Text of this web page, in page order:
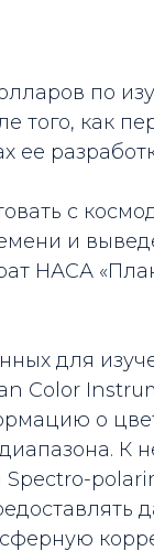
по
того, как
ее
с
и
НАСА
для
Color
о
К
Spectro-